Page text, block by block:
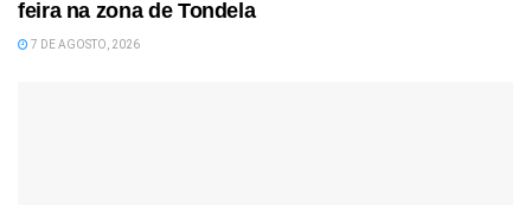
feira na zona de Tondela
7 DE AGOSTO, 2026